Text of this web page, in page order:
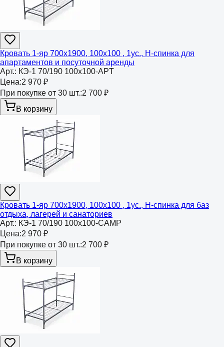
Кровать 1-яр 700х1900, 100х100 , 1ус., Н-спинка для
апартаментов и посуточной аренды
Арт.: КЭ-1 70/190 100х100-APT
Цена:2 970 ₽
При покупке от 30 шт.:2 700 ₽
В корзину
Кровать 1-яр 700х1900, 100х100 , 1ус., Н-спинка для баз
отдыха, лагерей и санаториев
Арт.: КЭ-1 70/190 100х100-CAMP
Цена:2 970 ₽
При покупке от 30 шт.:2 700 ₽
В корзину